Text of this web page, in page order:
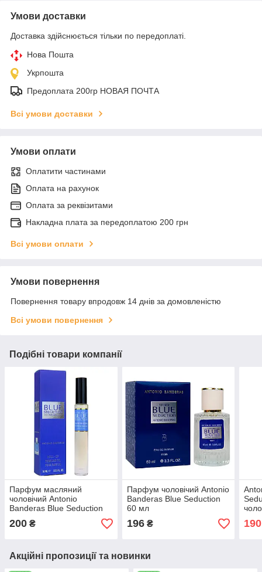
Умови доставки
Доставка здійснюється тільки по передоплаті.
Нова Пошта
Укрпошта
Предоплата 200гр НОВАЯ ПОЧТА
Всі умови доставки
Умови оплати
Оплатити частинами
Оплата на рахунок
Оплата за реквізитами
Накладна плата за передоплатою 200 грн
Всі умови оплати
Умови повернення
Повернення товару впродовж 14 днів за домовленістю
Всі умови повернення
Подібні товари компанії
Парфум масляний
чоловічий Antonio
Banderas Blue Seduction
10 мл
200 ₴
Парфум чоловічий Antonio
Banderas Blue Seduction
60 мл
196₴ 190
Акційні пропозиції та новинки